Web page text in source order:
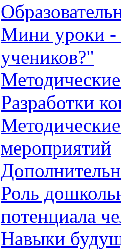
Мини уроки -
учеников?"
Разработки
мероприятий
Роль
потенциала
Навыки